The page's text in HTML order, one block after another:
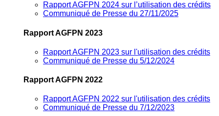
Rapport AGFPN 2024 sur l’utilisation des crédits
Communiqué de Presse du 27/11/2025
Rapport AGFPN 2023
Rapport AGFPN 2023 sur l'utilisation des crédits
Communiqué de Presse du 5/12/2024
Rapport AGFPN 2022
Rapport AGFPN 2022 sur l'utilisation des crédits
Communiqué de Presse du 7/12/2023